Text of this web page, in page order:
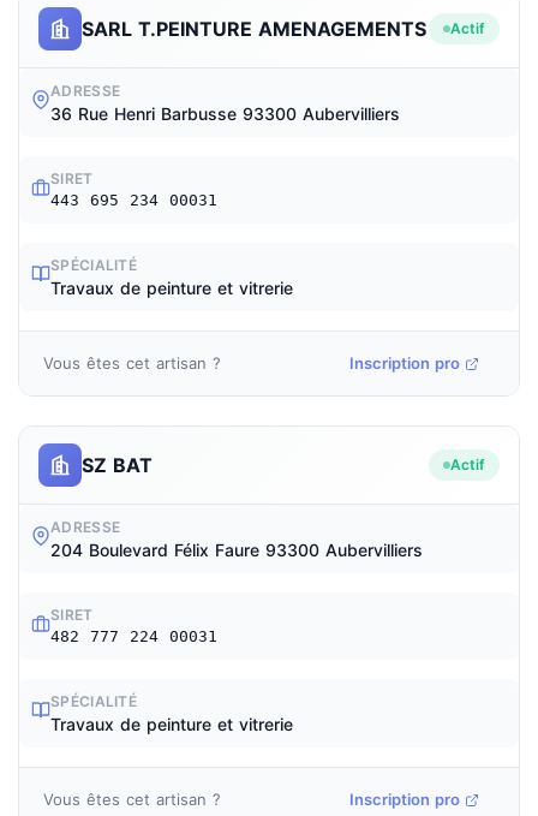
SARL T.PEINTURE AMENAGEMENTS Actif
ADRESSE
36 Rue Henri Barbusse 93300 Aubervilliers
SIRET
443 695 234 00031
SPÉCIALITÉ
Travaux de peinture et vitrerie
Vous êtes cet artisan ? Inscription pro
SZ BAT Actif
ADRESSE
204 Boulevard Félix Faure 93300 Aubervilliers
SIRET
482 777 224 00031
SPÉCIALITÉ
Travaux de peinture et vitrerie
Vous êtes cet artisan ? Inscription pro